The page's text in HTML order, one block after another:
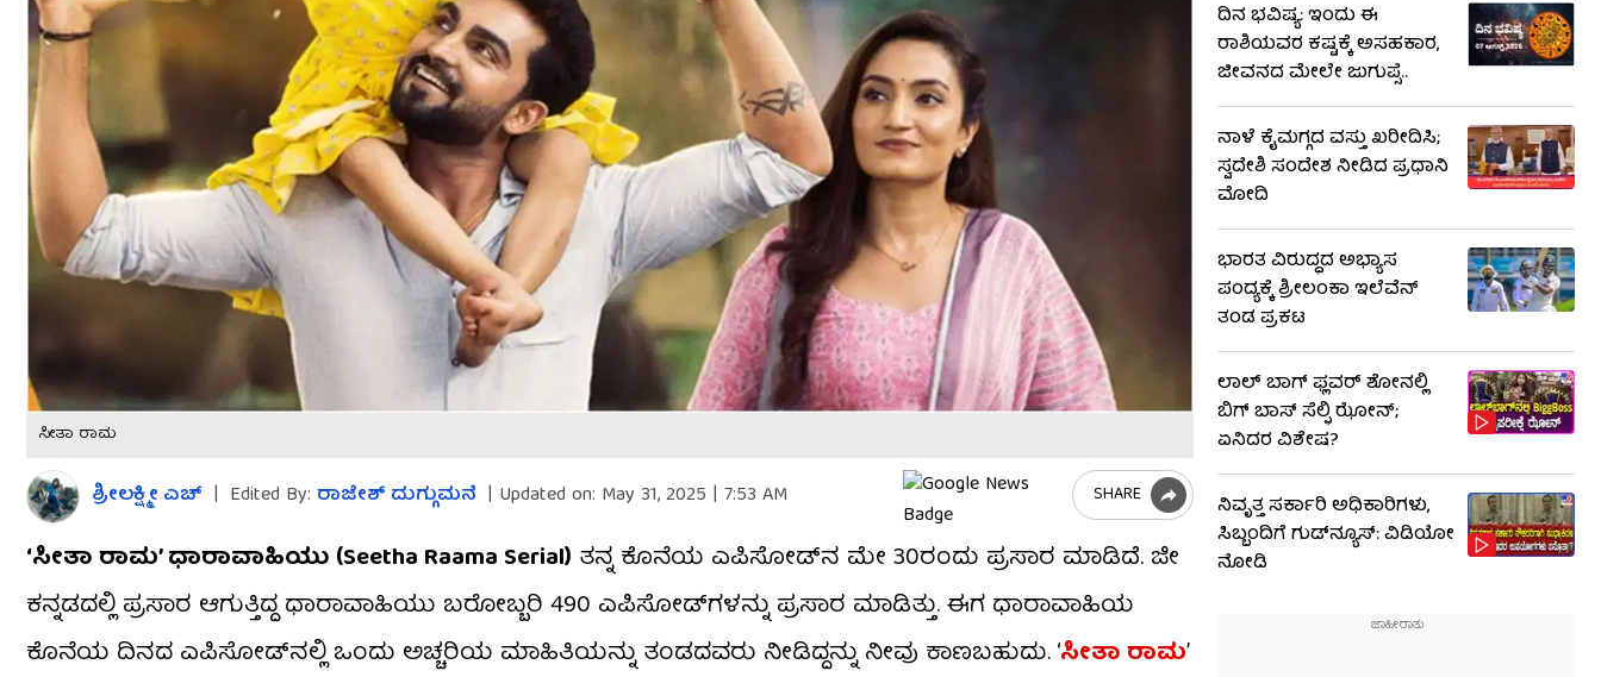
ಸೀತಾ ರಾಮ
ಶ್ರೀಲಕ್ಷ್ಮೀ ಎಚ್ | Edited By: ರಾಜೇಶ್ ದುಗ್ಗುಮನೆ | Updated on: May 31, 2025 | 7:53 AM SHARE
‘ಸೀತಾ ರಾಮ’ ಧಾರಾವಾಹಿಯು (Seetha Raama Serial) ತನ್ನ ಕೊನೆಯ ಎಪಿಸೋಡ್​ನ ಮೇ 30ರಂದು ಪ್ರಸಾರ ಮಾಡಿದೆ. ಜೀ
ಕನ್ನಡದಲ್ಲಿ ಪ್ರಸಾರ ಆಗುತ್ತಿದ್ದ ಧಾರಾವಾಹಿಯು ಬರೋಬ್ಬರಿ 490 ಎಪಿಸೋಡ್​ಗಳನ್ನು ಪ್ರಸಾರ ಮಾಡಿತ್ತು. ಈಗ ಧಾರಾವಾಹಿಯ
ಕೊನೆಯ ದಿನದ ಎಪಿಸೋಡ್​ನಲ್ಲಿ ಒಂದು ಅಚ್ಚರಿಯ ಮಾಹಿತಿಯನ್ನು ತಂಡದವರು ನೀಡಿದ್ದನ್ನು ನೀವು ಕಾಣಬಹುದು. ‘ಸೀತಾ ರಾಮ’
ದಿನ ಭವಿಷ್ಯ: ಇಂದು ಈ
ರಾಶಿಯವರ ಕಷ್ಟಕ್ಕೆ ಅಸಹಕಾರ,
ಜೀವನದ ಮೇಲೇ ಜುಗುಪ್ಸೆ..
ನಾಳೆ ಕೈಮಗ್ಗದ ವಸ್ತು ಖರೀದಿಸಿ;
ಸ್ವದೇಶಿ ಸಂದೇಶ ನೀಡಿದ ಪ್ರಧಾನಿ
ಮೋದಿ
ಭಾರತ ವಿರುದ್ಧದ ಅಭ್ಯಾಸ
ಪಂದ್ಯಕ್ಕೆ ಶ್ರೀಲಂಕಾ ಇಲೆವೆನ್
ತಂಡ ಪ್ರಕಟ
ಲಾಲ್ ಬಾಗ್ ಫ್ಲವರ್ ಶೋನಲ್ಲಿ
ಬಿಗ್ ಬಾಸ್ ಸೆಲ್ಫಿ ಝೋನ್;
ಏನಿದರ ವಿಶೇಷ?
ನಿವೃತ್ತ ಸರ್ಕಾರಿ ಅಧಿಕಾರಿಗಳು,
ಸಿಬ್ಬಂದಿಗೆ ಗುಡ್​ನ್ಯೂಸ್: ವಿಡಿಯೋ
ನೋಡಿ